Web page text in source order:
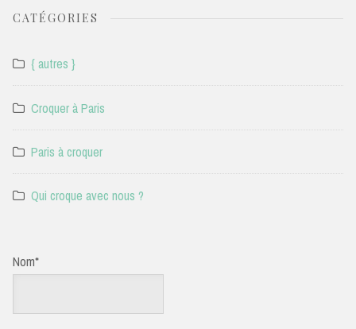
CATÉGORIES
{ autres }
Croquer à Paris
Paris à croquer
Qui croque avec nous ?
Nom*